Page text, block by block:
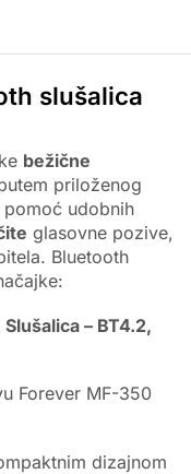
slušalica
bežične
priloženog
pomoć udobnih
glasovne pozive,
Bluetooth
– BT4.2,
Forever MF-350
dizajnom